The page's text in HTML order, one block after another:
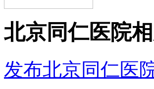
北京同仁医院
发布北京同仁医